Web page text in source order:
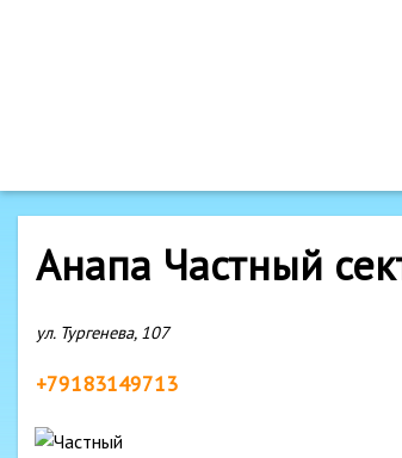
Анапа Частный
ул. Тургенева, 107
+79183149713